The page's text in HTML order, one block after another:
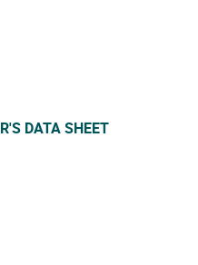
DATA SHEET